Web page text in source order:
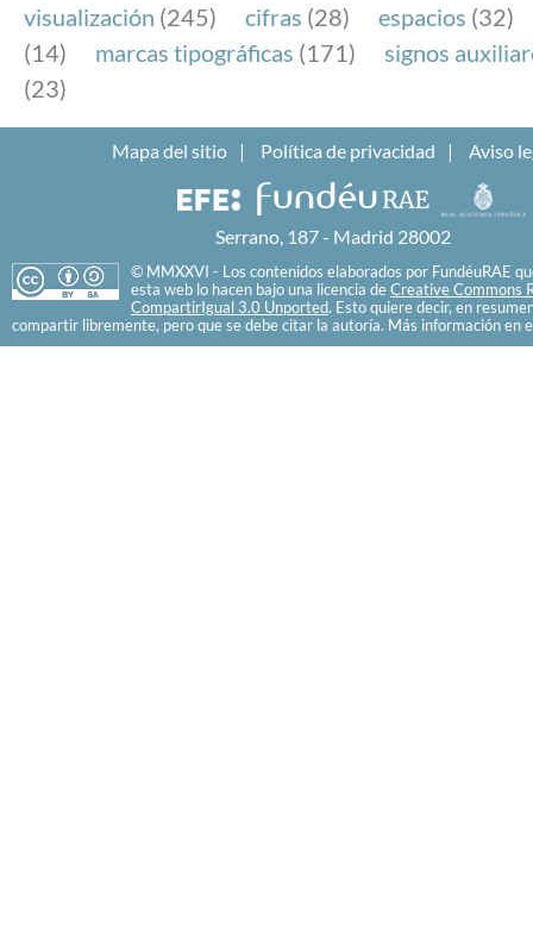
visualización (245) cifras (28) espacios (32)
(14)
marcas tipográficas (171)
signos
(23)
Mapa del sitio Política de privacidad Aviso
Serrano, 187 - Madrid 28002
© MMXXVI - Los contenidos elaborados por FundéuRAE
esta web lo hacen bajo una licencia de Creative Commons
CompartirIgual 3.0 Unported. Esto quiere decir, en
compartir libremente, pero que se debe citar la autoría. Más información en